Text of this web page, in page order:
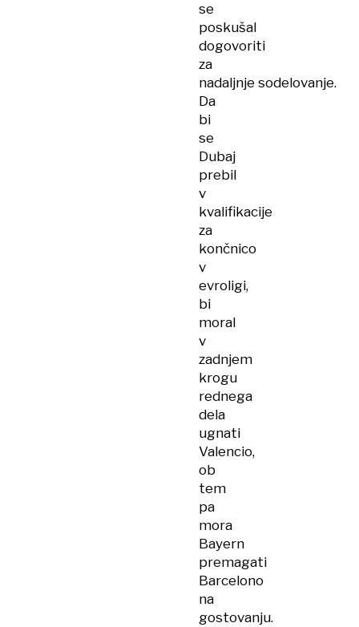
se
poskušal
dogovoriti
za
nadaljnje sodelovanje.
Da
bi
se
Dubaj
prebil
v
kvalifikacije
za
končnico
v
evroligi,
bi
moral
v
zadnjem
krogu
rednega
dela
ugnati
Valencio,
ob
tem
pa
mora
Bayern
premagati
Barcelono
na
gostovanju.